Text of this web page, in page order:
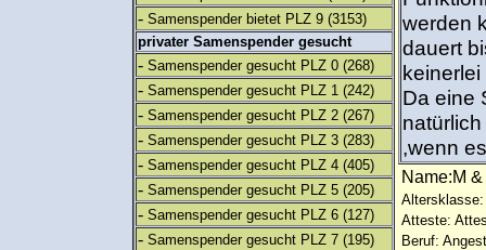
- Samenspender bietet PLZ 9 (3153)
privater Samenspender gesucht
- Samenspender gesucht PLZ 0 (268)
- Samenspender gesucht PLZ 1 (242)
- Samenspender gesucht PLZ 2 (267)
- Samenspender gesucht PLZ 3 (283)
- Samenspender gesucht PLZ 4 (405)
- Samenspender gesucht PLZ 5 (205)
- Samenspender gesucht PLZ 6 (127)
- Samenspender gesucht PLZ 7 (195)
werden
dauert
Da eine
,wenn
Name:M
Altersklasse:
Atteste:
Beruf: